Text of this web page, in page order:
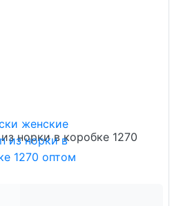
норки в коробке 1270